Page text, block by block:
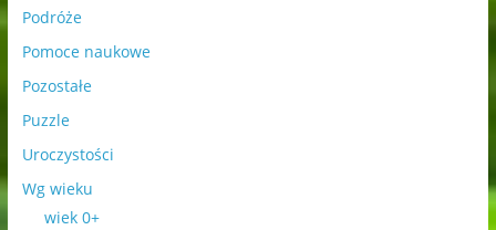
Podróże
Pomoce naukowe
Pozostałe
Puzzle
Uroczystości
Wg wieku
wiek 0+